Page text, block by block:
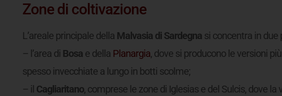
Zone di coltivazione
L’areale principale della Malvasia di Sardegnasi concentra in due
– l’area di Bosae della Planargia, dove si producono le versioni
spesso invecchiate a lungo in botti scolme;
– il Cagliaritano, comprese le zone di Iglesias e del Sulcis, dove la